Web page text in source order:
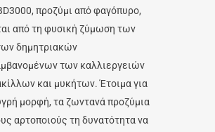
προζύμι από φαγόπυρο,
από τη φυσική ζύμωση των
δημητριακών
των καλλιεργειών
και μυκήτων. Έτοιμα για
μορφή, τα ζωντανά προζύμια
αρτοποιούς τη δυνατότητα να